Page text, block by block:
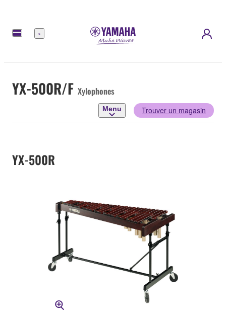
Menu
YX-500R/F Xylophones
Menu Trouver un magasin
YX-500R